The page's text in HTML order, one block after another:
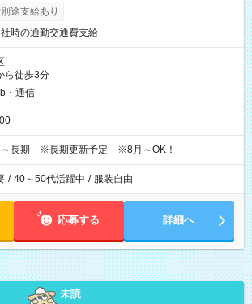
途支給あり
時の通勤交通費支給
ら徒歩3分
・通信
～長期 ※長期更新予定 ※8月～OK！
/ 40～50代活躍中 / 服装自由
応募する 詳細へ
未読